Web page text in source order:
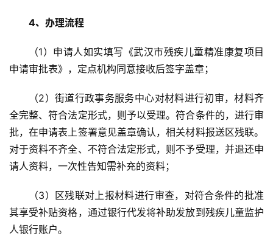
航
4、办理流程
（1）申请人如实填写《武汉市残疾儿童精准康复项目
申请审批表》，定点机构同意接收后签字盖章；
（2）街道行政事务服务中心对材料进行初审，材料齐
全完整、符合法定形式，则予以受理。符合条件的，进行审
批，在申请表上签署意见盖章确认，相关材料报送区残联。
对于资料不齐全、不符合法定形式，则不予受理，并退还申
请人资料，一次性告知需补充的资料；
（3）区残联对上报材料进行审查，对符合条件的批准
其享受补贴资格，通过银行代发将补助发放到残疾儿童监护
人银行账户。